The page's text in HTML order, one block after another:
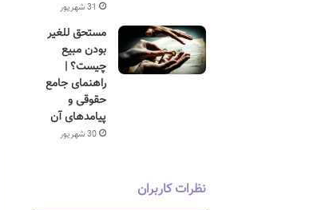
31 شهریور
مستحق للغیر
بودن مبیع
چیست؟ |
راهنمای جامع
حقوقی و
پیامدهای آن
30 شهریور
نظرات کاربران